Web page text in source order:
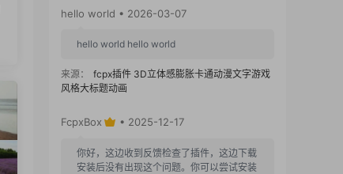
hello world • 2026-03-07
hello world hello world
来源：
fcpx插件 3D立体感膨胀卡通动漫文字游戏
风格大标题动画
FcpxBox • 2025-12-17
你好，这边收到反馈检查了插件，这边下载
安装后没有出现这个问题。你可以尝试安装